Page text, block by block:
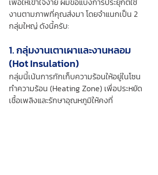
งานตามภาพที่คุณส่งมา โดยจำแนกเป็น 2
กลุ่มใหญ่ ดังนี้ครับ:
1. กลุ่มงานเตาเผาและงานหลอม
(Hot Insulation)
กลุ่มนี้เน้นการกักเก็บความร้อนให้อยู่ในโซน
ทำความร้อน (Heating Zone) เพื่อประหยัด
เชื้อเพลิงและรักษาอุณหภูมิให้คงที่